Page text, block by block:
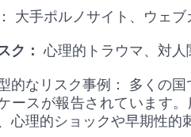
大手ポルノサイト、ウェ
ク： 心理的トラウマ、対
的なリスク事例： 多くの
ースが報告されています
心理的ショックや早期性的